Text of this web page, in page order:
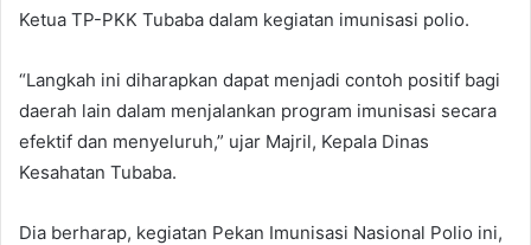
Ketua TP-PKK Tubaba dalam kegiatan imunisasi polio.
“Langkah ini diharapkan dapat menjadi contoh positif bagi
daerah lain dalam menjalankan program imunisasi secara
efektif dan menyeluruh,” ujar Majril, Kepala Dinas
Kesahatan Tubaba.
Dia berharap, kegiatan Pekan Imunisasi Nasional Polio ini,